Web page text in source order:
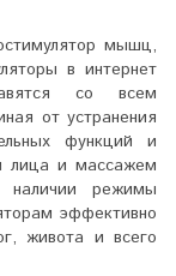
мышц,
в интернет
со всем
от устранения
функций и
лица и массажем
режимы
эффективно
живота и всего